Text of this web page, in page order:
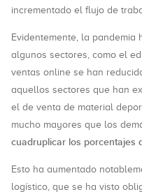
incrementado el flujo de
Evidentemente, la pandemia
algunos sectores, como el
ventas online se han
aquellos sectores que han
el de venta de material
mucho mayores que los
cuadruplicar los porcentajes
Esto ha aumentado
logístico, que se ha visto